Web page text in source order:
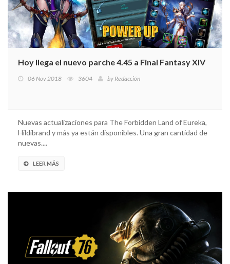
Hoy llega el nuevo parche 4.45 a Final Fantasy XIV
06 Nov 2018 3604 byRedacción
Nuevas actualizaciones para The Forbidden Land of Eureka,
Hildibrand y más ya están disponibles. Una gran cantidad de
nuevas....
LEER MÁS